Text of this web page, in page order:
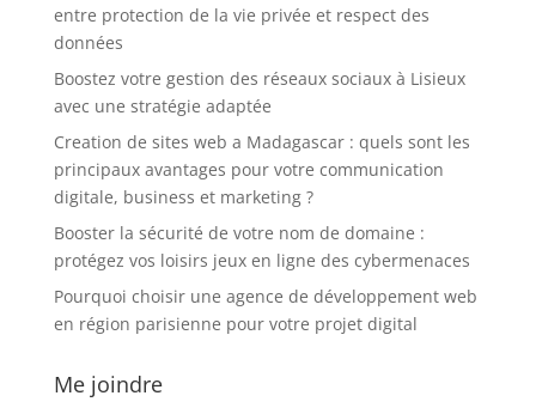
entre protection de la vie privée et respect des
données
Boostez votre gestion des réseaux sociaux à Lisieux
avec une stratégie adaptée
Creation de sites web a Madagascar : quels sont les
principaux avantages pour votre communication
digitale, business et marketing ?
Booster la sécurité de votre nom de domaine :
protégez vos loisirs jeux en ligne des cybermenaces
Pourquoi choisir une agence de développement web
en région parisienne pour votre projet digital
Me joindre